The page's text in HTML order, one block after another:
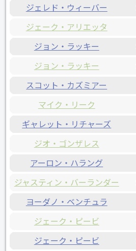
ジェレド・ウィーバー
ジェーク・アリエッタ
ジョン・ラッキー
ジョン・ラッキー
スコット・カズミアー
マイク・リーク
ギャレット・リチャーズ
ジオ・ゴンザレス
アーロン・ハラング
ジャスティン・バーランダー
ヨーダノ・ベンチュラ
ジェーク・ピービ
ジェーク・ピービ